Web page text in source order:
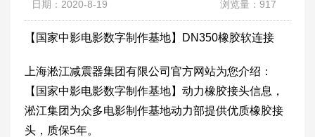
日期：2020-8-19 浏览量：917
【国家中影电影数字制作基地】DN350橡胶软连接
上海淞江减震器集团有限公司官方网站为您介绍：
【国家中影电影数字制作基地】动力橡胶接头信息，
淞江集团为众多电影制作基地动力部提供优质橡胶接
头，质保5年。